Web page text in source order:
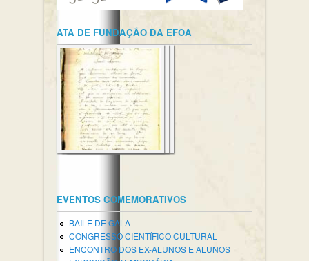
ATA DE FUNDAÇÃO DA EFOA
EVENTOS COMEMORATIVOS
BAILE DE GALA
CONGRESSO CIENTÍFICO CULTURAL
ENCONTRO DOS EX-ALUNOS E ALUNOS